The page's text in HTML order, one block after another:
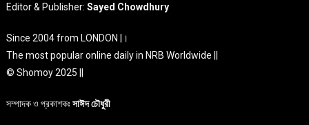
Editor & Publisher:Sayed Chowdhury
Since 2004 from LONDON |।
The most popular online daily in NRB Worldwide ||
© Shomoy 2025 ||
সম্পাদক ও প্রকাশকঃসাঈদ চৌধুরী